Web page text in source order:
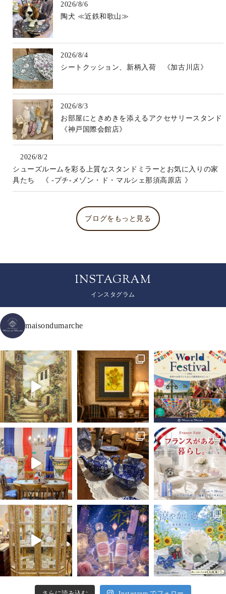
2026/8/6
陶犬 ≪近鉄和歌山≫
2026/8/4
シートクッション、新柄入荷 《加古川店》
2026/8/3
お部屋にときめきを添えるアクセサリースタンド
《神戸国際会館店》
2026/8/2
シューズルームを彩る上質なスタンドミラーとお気に入りの家
具たち 《 -プチ-メゾン・ド・マルシェ那須高原店 》
ブログをもっと見る
INSTAGRAM
インスタグラム
maisondumarche